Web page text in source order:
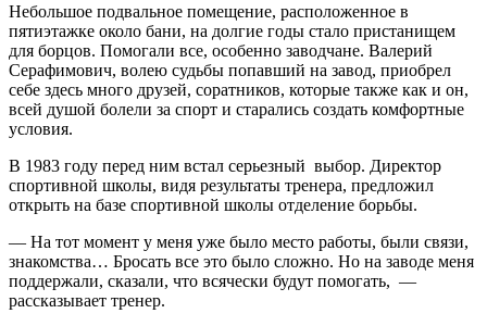
Небольшое подвальное помещение, расположенное в
пятиэтажке около бани, на долгие годы стало пристанищем
для борцов. Помогали все, особенно заводчане. Валерий
Серафимович, волею судьбы попавший на завод, приобрел
себе здесь много друзей, соратников, которые также как и он,
всей душой болели за спорт и старались создать комфортные
условия.
В 1983 году перед ним встал серьезный выбор. Директор
спортивной школы, видя результаты тренера, предложил
открыть на базе спортивной школы отделение борьбы.
— На тот момент у меня уже было место работы, были связи,
знакомства… Бросать все это было сложно. Но на заводе меня
поддержали, сказали, что всячески будут помогать, —
рассказывает тренер.